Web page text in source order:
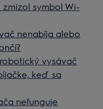
symbol Wi-
nenabíja alebo
vysávač
keď sa
nefunguje